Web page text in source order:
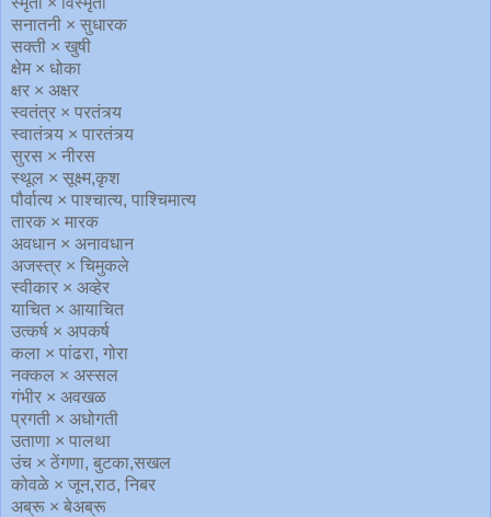
सनातनी × सुधारक
सक्ती × खुषी
क्षेम × धोका
क्षर × अक्षर
स्वतंत्र × परतंत्र्य
स्वातंत्र्य × पारतंत्र्य
सुरस × नीरस
स्थूल × सूक्ष्म,कृश
पौर्वात्य × पाश्चात्य, पाश्चिमात्य
तारक × मारक
अवधान × अनावधान
अजस्त्र × चिमुकले
स्वीकार × अव्हेर
याचित × आयाचित
उत्कर्ष × अपकर्ष
कला × पांढरा, गोरा
नक्कल × अस्सल
गंभीर × अवखळ
प्रगती × अधोगती
उताणा × पालथा
उंच × ठेंगणा, बुटका,सखल
कोवळे × जून,राठ, निबर
अब्रू × बेअब्रू